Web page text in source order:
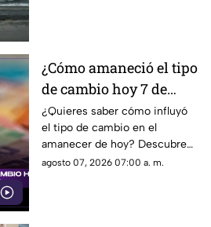
¿Cómo amaneció el tipo
de cambio hoy 7 de
agosto de 2026?
¿Quieres saber cómo influyó
el tipo de cambio en el
amanecer de hoy? Descubre
los detalles de esta noticia que
agosto 07, 2026 07:00 a. m.